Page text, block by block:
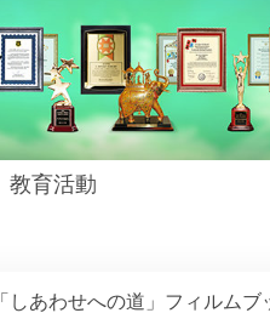
教育活動
「しあわせへの道」フィルムブ